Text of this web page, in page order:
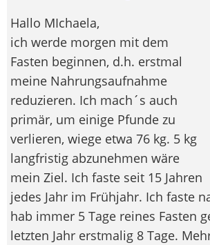
Hallo MIchaela,
ich werde morgen mit dem
Fasten beginnen, d.h. erstmal
meine Nahrungsaufnahme
reduzieren. Ich mach´s auch
primär, um einige Pfunde zu
verlieren, wiege etwa 76 kg. 5 kg
langfristig abzunehmen wäre
mein Ziel. Ich faste seit 15 Jahren
jedes Jahr im Frühjahr. Ich faste
hab immer 5 Tage reines Fasten
letzten Jahr erstmalig 8 Tage.